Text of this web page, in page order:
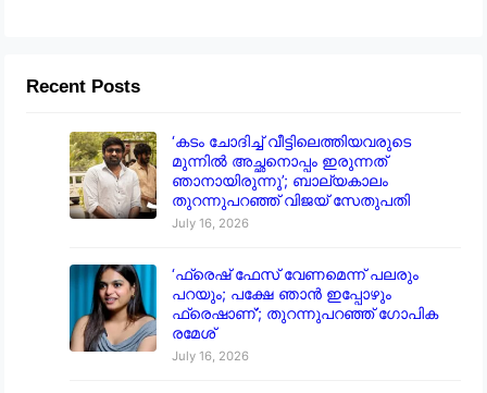
Recent Posts
‘കടം ചോദിച്ച് വീട്ടിലെത്തിയവരുടെ
മുന്നിൽ അച്ഛനൊപ്പം ഇരുന്നത്
ഞാനായിരുന്നു’; ബാല്യകാലം
തുറന്നുപറഞ്ഞ് വിജയ് സേതുപതി
July 16, 2026
‘ഫ്രെഷ് ഫേസ് വേണമെന്ന് പലരും
പറയും; പക്ഷേ ഞാൻ ഇപ്പോഴും
ഫ്രെഷാണ്’; തുറന്നുപറഞ്ഞ് ഗോപിക
രമേശ്
July 16, 2026